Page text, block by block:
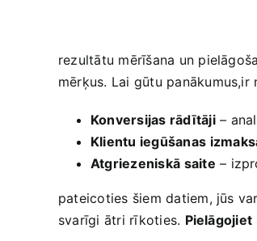
rezultātu mērīšana un
mērķus. Lai gūtu
Konversijas rādītāji–
Klientu iegūšanas
Atgriezeniskā ⁣saite –
pateicoties šiem datiem, jūs
svarīgi ātri rīkoties. Pielāgojiet